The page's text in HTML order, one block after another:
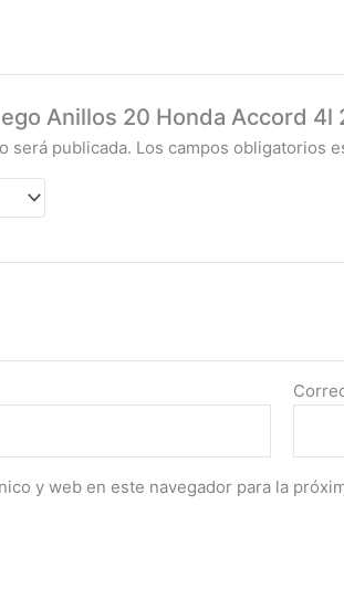
Anillos 20 Honda Accord 4l
será publicada. Los campos obligatorios
y web en este navegador para la